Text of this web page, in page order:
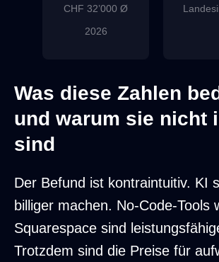
CHF 32’000 Ø
2026
Budget-Webdesign -44%,
Was diese Zahlen
und warum sie nicht
sind
Der Befund ist kontraintuitiv. KI
billiger machen. No-Code-Tools
Squarespace sind
Trotzdem sind die Preise für